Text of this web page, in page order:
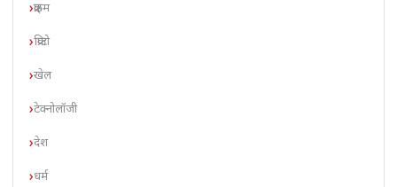
क्राइम
क्रिप्टो
खेल
टेक्नोलॉजी
देश
धर्म